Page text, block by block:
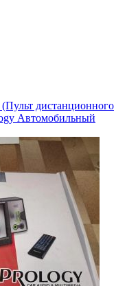
дистанционного
Автомобильный